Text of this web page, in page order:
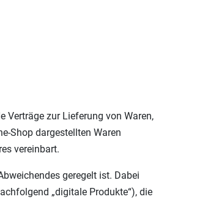
Verträge zur Lieferung von Waren,
Shop dargestellten Waren
vereinbart.
geregelt ist. Dabei
„digitale Produkte“), die